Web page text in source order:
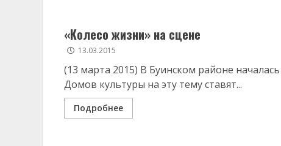
«Колесо жизни» на сцене
13.03.2015
(13 марта 2015) В Буинском районе
Домов культуры на эту тему ставят...
Подробнее